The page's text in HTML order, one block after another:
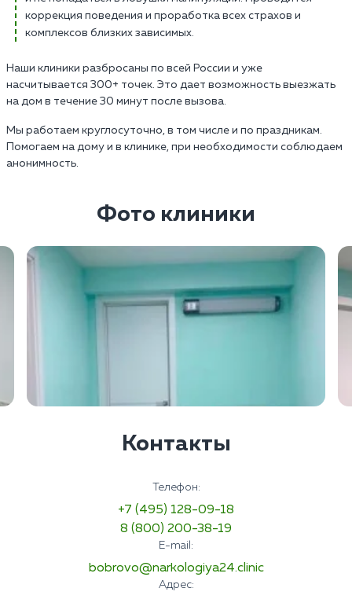
коррекция поведения и проработка всех страхов и
комплексов близких зависимых.
Наши клиники разбросаны по всей России и уже
насчитывается 300+ точек. Это дает возможность выезжать
на дом в течение 30 минут после вызова.
Мы работаем круглосуточно, в том числе и по праздникам.
Помогаем на дому и в клинике, при необходимости соблюдаем
анонимность.
Фото клиники
Контакты
Телефон:
+7 (495) 128-09-18
8 (800) 200-38-19
E-mail:
bobrovo@narkologiya24.clinic
Адрес: